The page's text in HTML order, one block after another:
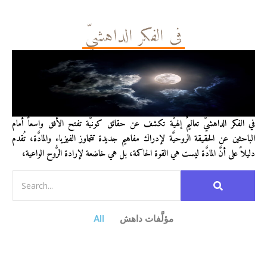
في الفكر الداهشيّ
في الفكر الداهشيّ تعاليمٌ إلهيَّة تكشف عن حقائق كونيَّة تفتح الأفق واسعاً أمام
الباحثين عن الحقيقة الروحيَّة لإدراك مفاهيم جديدة تتجاوز الفيزياء والمادَّة، تُقدم
دليلاً على أنَّ المادَّة ليست هي القوة الحاكمة، بل هي خاضعة لإرادة الرُّوح الواعية،
All مؤلَّفات داهش